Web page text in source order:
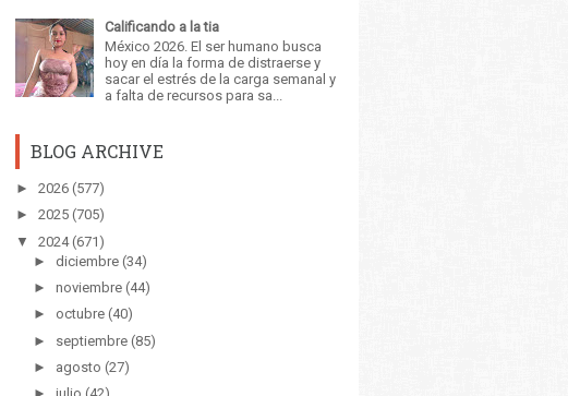
Calificando a la tia
México 2026. El ser humano busca
hoy en día la forma de distraerse y
sacar el estrés de la carga semanal y
a falta de recursos para sa...
BLOG ARCHIVE
► 2026 (577)
► 2025 (705)
▼
2024 (671)
► diciembre (34)
► noviembre (44)
► octubre (40)
► septiembre (85)
► agosto (27)